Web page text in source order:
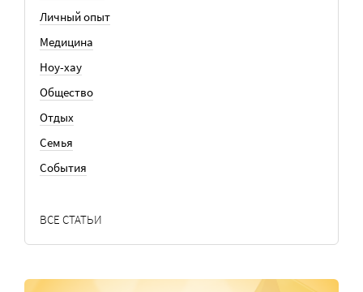
Личный опыт
Медицина
Ноу-хау
Общество
Отдых
Семья
События
ВСЕ СТАТЬИ